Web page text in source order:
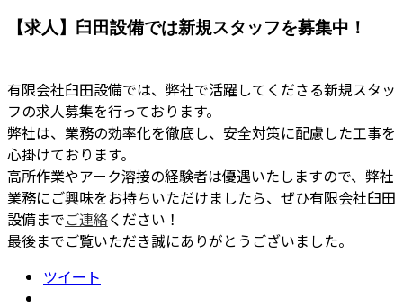
【求人】臼田設備では新規スタッフを募集中！
有限会社臼田設備では、弊社で活躍してくださる新規スタッ
フの求人募集を行っております。
弊社は、業務の効率化を徹底し、安全対策に配慮した工事を
心掛けております。
高所作業やアーク溶接の経験者は優遇いたしますので、弊社
業務にご興味をお持ちいただけましたら、ぜひ有限会社臼田
設備までご連絡ください！
最後までご覧いただき誠にありがとうございました。
ツイート